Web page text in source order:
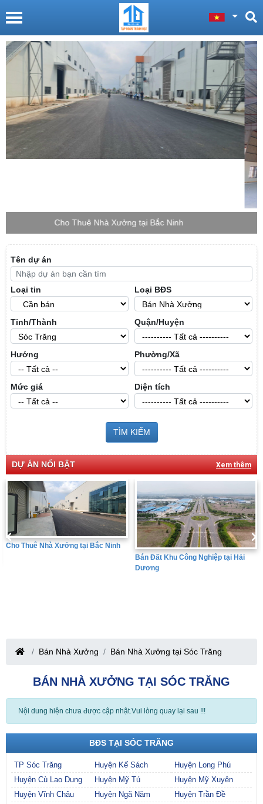
Cho Thuê Nhà Xưởng tại Bắc Giang
Tên dự án
Loại tin Loại BĐS
Tỉnh/Thành Quận/Huyện
Hướng Phường/Xã
Mức giá Diện tích
TÌM KIẾM
DỰ ÁN NỔI BẬT Xem thêm
Bán Đất Khu Công Nghiệp tại Hưng
Yên
Bán Nhà Xưởng Bán Nhà Xưởng tại Sóc Trăng
BÁN NHÀ XƯỞNG TẠI SÓC TRĂNG
Nội dung hiện chưa được cập nhật.Vui lòng quay lại sau !!!
BĐS TẠI SÓC TRĂNG
TP Sóc Trăng Huyện Kế Sách
Huyện Long Phú
Huyện Cù Lao Dung
Huyện Mỹ Tú
Huyện Mỹ Xuyên
Huyện Vĩnh Châu
Huyện Ngã Năm
Huyện Trần Đề